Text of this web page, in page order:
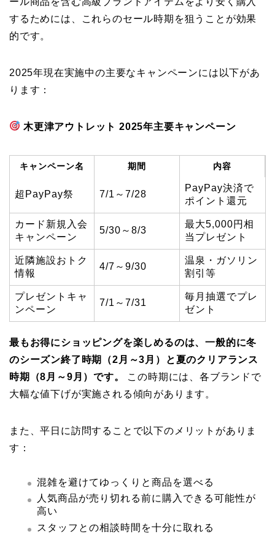
するためには、これらのセール時期を狙うことが効果
的です。
2025年現在実施中の主要なキャンペーンには以下があ
ります：
木更津アウトレット 2025年主要キャンペーン
キャンペーン名 期間 内容
超PayPay祭 7/1～7/28
PayPay決済で
ポイント還元
カード新規入会
キャンペーン
5/30～8/3
最大5,000円相
当プレゼント
近隣施設おトク
情報
4/7～9/30
温泉・ガソリン
割引等
プレゼントキャ
ンペーン
7/1～7/31
毎月抽選でプレ
ゼント
最もお得にショッピングを楽しめるのは、一般的に冬
のシーズン終了時期（2月～3月）と夏のクリアランス
時期（8月～9月）です。
この時期には、各ブランドで
大幅な値下げが実施される傾向があります。
また、平日に訪問することで以下のメリットがありま
す：
混雑を避けてゆっくりと商品を選べる
人気商品が売り切れる前に購入できる可能性が
高い
スタッフとの相談時間を十分に取れる